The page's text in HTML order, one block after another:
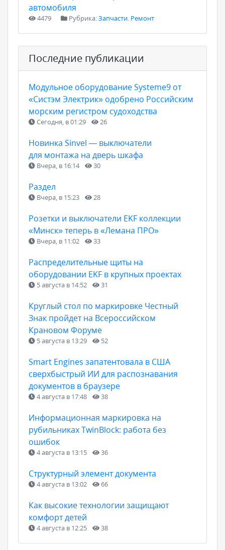
автомобиля
4479 Рубрика:Запчасти. Ремонт
Последние публикации
Модульное оборудование Systeme9 от
«Систэм Электрик» одобрено Российским
морским регистром судоходства
Сегодня, в 01:29 26
Новинка Sinvel — выключатели
для монтажа на дверь шкафа
Вчера, в 16:14 30
Раздел
Вчера, в 15:23 28
Розетки и выключатели EKF коллекции
«Минск» теперь в «Лемана ПРО»
Вчера, в 11:02 33
Распределительные щиты на
оборудовании EKF в крупных проектах
5 августа в 14:52 31
Круглый стол по маркировке Честный
Знак пройдет на Всероссийском
Крановом Форуме
5 августа в 13:29 52
Smart Engines запатентовала в США
сверхбыстрый ИИ для распознавания
документов в браузере
4 августа в 17:48 38
Информационная маркировка на
рубильниках TwinBlock: работа без
ошибок
4 августа в 13:15 36
Структурный элемент документа
4 августа в 13:02 66
Как высокие технологии защищают
комфорт детей
4 августа в 12:25 38